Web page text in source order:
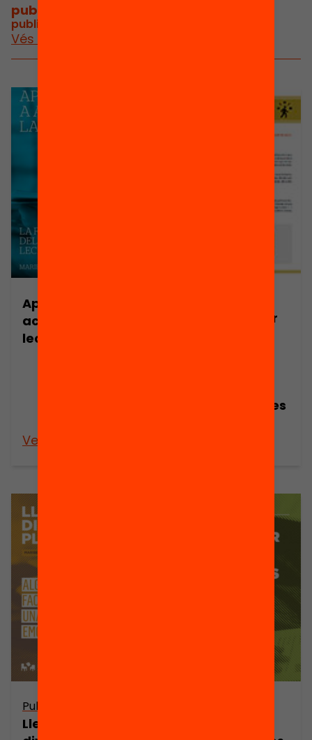
publicacions i vídeos
publicacions i vídeos relacionats
Vés a publicacions i vídeos
Aprender a
acompañar la
lectura
Veure’n més
Podem millorar
escoles, famílies
Publicació
Llegim i